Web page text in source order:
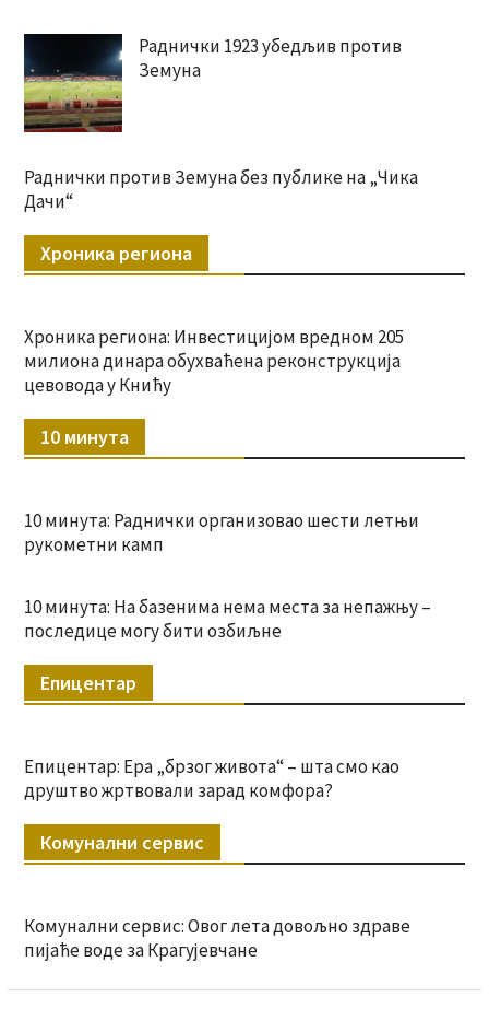
Раднички 1923 убедљив против
Земуна
Раднички против Земуна без публике на „Чика
Дачи“
Хроника региона
Хроника региона: Инвестицијом вредном 205
милиона динара обухваћена реконструкција
цевовода у Книћу
10 минута
10 минута: Раднички организовао шести летњи
рукометни камп
10 минута: На базенима нема места за непажњу –
последице могу бити озбиљне
Епицентар
Епицентар: Ера „брзог живота“ – шта смо као
друштво жртвовали зарад комфора?
Комунални сервис
Комунални сервис: Овог лета довољно здраве
пијаће воде за Крагујевчане